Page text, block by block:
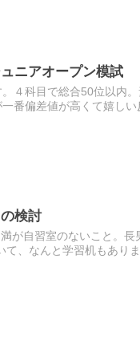
ニアオープン模試
４科目で総合50位以内
番偏差値が高くて嬉しい
検討
が自習室のないこと。
、なんと学習机もあり